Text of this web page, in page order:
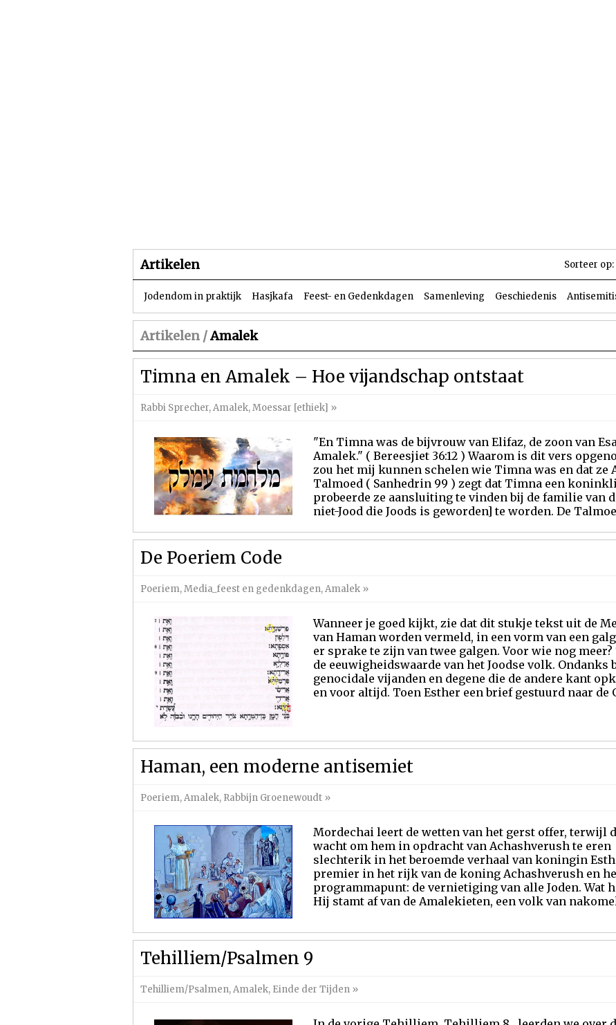
Artikelen Sorteer op:
Jodendom in praktijk Hasjkafa Feest- en Gedenkdagen Samenleving Geschiedenis
Artikelen /Amalek
Timna en Amalek – Hoe vijandschap ontstaat
Rabbi Sprecher,Amalek,Moessar [ethiek] »
"En Timna was de bijvrouw van Elifaz, de zoon van
Amalek." ( Bereesjiet 36:12 ) Waarom is dit vers
zou het mij kunnen schelen wie Timna was en dat ze
Talmoed ( Sanhedrin 99 ) zegt dat Timna een
probeerde ze aansluiting te vinden bij de familie van
niet-Jood die Joods is geworden] te worden. De
De Poeriem Code
Poeriem,Media_feest en gedenkdagen,Amalek »
Wanneer je goed kijkt, zie dat dit stukje tekst uit de
van Haman worden vermeld, in een vorm van een
er sprake te zijn van twee galgen. Voor wie nog
de eeuwigheidswaarde van het Joodse volk.
genocidale vijanden en degene die de andere kant
en voor altijd. Toen Esther een brief gestuurd naar de
Haman, een moderne antisemiet
Poeriem,Amalek, Rabbijn Groenewoudt »
Mordechai leert de wetten van het gerst offer, terwijl
wacht om hem in opdracht van Achashverush te
slechterik in het beroemde verhaal van koningin
premier in het rijk van de koning Achashverush en
programmapunt: de vernietiging van alle Joden. Wat
Hij stamt af van de Amalekieten, een volk van
Tehilliem/Psalmen 9
Tehilliem/Psalmen,Amalek, Einde der Tijden »